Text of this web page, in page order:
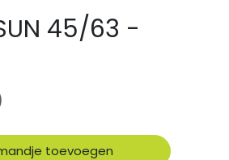
SUN 45/63 -
toevoegen